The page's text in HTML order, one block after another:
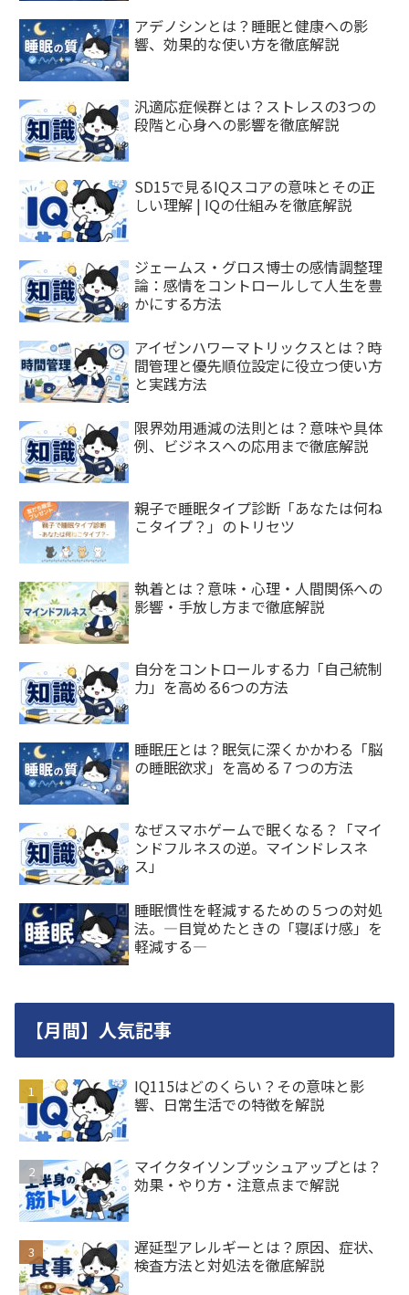
アデノシンとは？睡眠と健康への影
響、効果的な使い方を徹底解説
汎適応症候群とは？ストレスの3つの
段階と心身への影響を徹底解説
SD15で見るIQスコアの意味とその正
しい理解 | IQの仕組みを徹底解説
ジェームス・グロス博士の感情調整理
論：感情をコントロールして人生を豊
かにする方法
アイゼンハワーマトリックスとは？時
間管理と優先順位設定に役立つ使い方
と実践方法
限界効用逓減の法則とは？意味や具体
例、ビジネスへの応用まで徹底解説
親子で睡眠タイプ診断「あなたは何ね
こタイプ？」のトリセツ
執着とは？意味・心理・人間関係への
影響・手放し方まで徹底解説
自分をコントロールする力「自己統制
力」を高める6つの方法
睡眠圧とは？眠気に深くかかわる「脳
の睡眠欲求」を高める７つの方法
なぜスマホゲームで眠くなる？「マイ
ンドフルネスの逆。マインドレスネ
ス」
睡眠慣性を軽減するための５つの対処
法。―目覚めたときの「寝ぼけ感」を
軽減する―
【月間】人気記事
IQ115はどのくらい？その意味と影
響、日常生活での特徴を解説
マイクタイソンプッシュアップとは？
効果・やり方・注意点まで解説
遅延型アレルギーとは？原因、症状、
検査方法と対処法を徹底解説